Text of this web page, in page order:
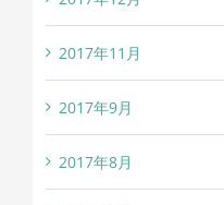
2017年11月
2017年9月
2017年8月